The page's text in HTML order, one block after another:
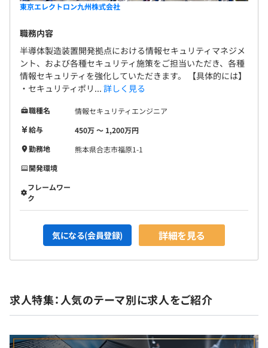
東京エレクトロン九州株式会社
職務内容
半導体製造装置開発拠点における情報セキュリティマネジメ
ント、および各種セキュリティ施策をご担当いただき、各種
情報セキュリティを強化していただきます。 【具体的には】
・セキュリティポリ... 詳しく見る
職種名
情報セキュリティエンジニア
給与
450万 〜 1,200万円
勤務地
熊本県合志市福原1-1
開発環境
フレームワー
ク
気になる(会員登録) 詳細を見る
求人特集：人気のテーマ別に求人をご紹介